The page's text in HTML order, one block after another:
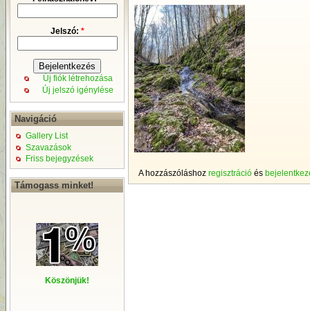
Jelszó: *
Új fiók létrehozása
Új jelszó igénylése
Navigáció
Gallery List
Szavazások
Friss bejegyzések
Támogass minket!
Köszönjük!
A hozzászóláshoz regisztráció és